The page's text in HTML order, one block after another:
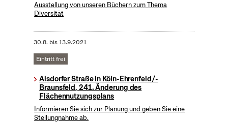
Ausstellung von unseren Büchern zum Thema
Diversität
30.8. bis13.9.2021
Eintritt frei
Alsdorfer Straße in Köln-Ehrenfeld/-
Braunsfeld, 241. Änderung des
Flächennutzungsplans
Informieren Sie sich zur Planung und geben Sie eine
Stellungnahme ab.